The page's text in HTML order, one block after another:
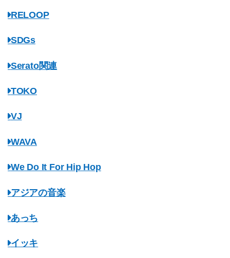
RELOOP
SDGs
Serato関連
TOKO
VJ
WAVA
We Do It For Hip Hop
アジアの音楽
あっち
イッキ